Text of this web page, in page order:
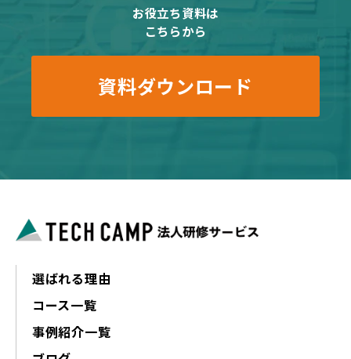
お役立ち資料は
こちらから
資料ダウンロード
選ばれる理由
コース一覧
事例紹介一覧